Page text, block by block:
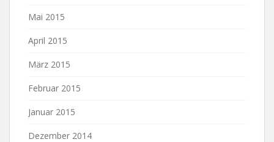
Mai 2015
April 2015
März 2015
Februar 2015
Januar 2015
Dezember 2014